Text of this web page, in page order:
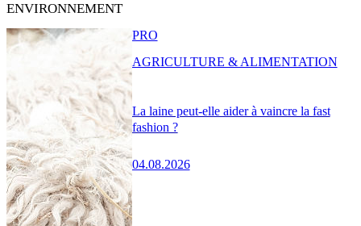
ENVIRONNEMENT
La laine peut-elle aider à vaincre la fast
fashion ?
04.08.2026
PRO
AGRICULTURE & ALIMENTATION